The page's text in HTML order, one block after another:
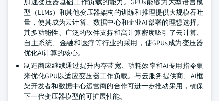
加速变压器基础工作负载的能力。GPUs能够为大型语言模
型（LLMs）和其他变压器架构的训练和推理提供大规模吞吐
量，使其成为云计算、数据中心和企业AI部署的理想选择。
其多功能性、广泛的软件支持和高计算密度吸引了云计算、
自主系统、金融和医疗等行业的采用，使GPUs成为变压器
优化AI计算的核心。
制造商应继续通过提升内存带宽、功耗效率和AI专用指令集
来优化GPU以适应变压器工作负载。与云服务提供商、AI框
架开发者和数据中心运营商的合作可进一步推动采用，确保
下一代变压器模型的可扩展性能。